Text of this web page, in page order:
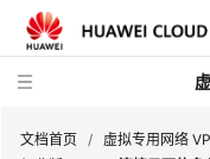
文档首页 / 虚拟专用网络